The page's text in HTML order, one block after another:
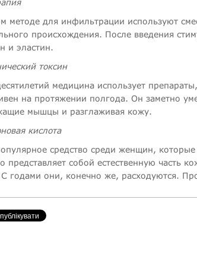
методе для инфильтрации используют
происхождения. После введения
и эластин.
токсин
медицина использует
на протяжении полгода. Он заметно
мышцы и разглаживая кожу.
кислота
средство среди женщин,
представляет собой естественную
годами они, конечно же, расходуются.